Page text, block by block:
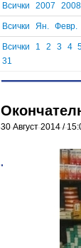
Всички
2007 2008
Всички Ян. Февр.
Всички 1 2 3 4
31
30 Август 2014 /